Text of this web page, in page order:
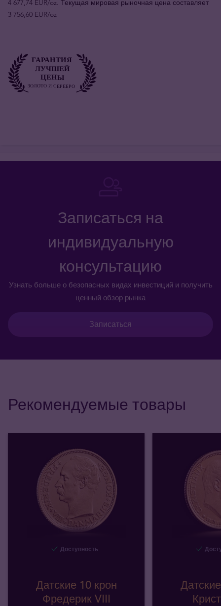
4 677,74 EUR/oz. Текущая мировая рыночная цена составляет
3 756,60 EUR/oz
Записаться на
индивидуальную
консультацию
Узнать больше о безопасных видах инвестиций и получить
ценный обзор рынка
Записаться
Рекомендуемые товары
Доступность
Датские 10 крон
Фредерик VIII